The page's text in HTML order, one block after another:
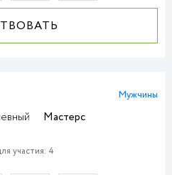
Мастерс
Мужчины
участия: 4